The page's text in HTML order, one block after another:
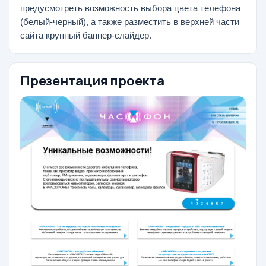
предусмотреть возможность выбора цвета телефона
(белый-черный), а также разместить в верхней части
сайта крупный баннер-слайдер.
Презентация проекта